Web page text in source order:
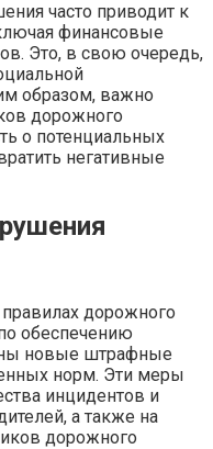
часто приводит к
финансовые
Это, в свою очередь,
образом, важно
дорожного
о потенциальных
негативные
дорожного
обеспечению
новые штрафные
норм. Эти меры
инцидентов и
а также на
дорожного